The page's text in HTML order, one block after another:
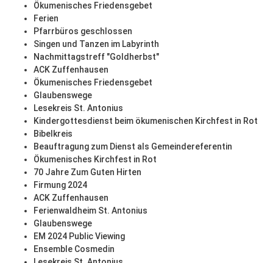
Ökumenisches Friedensgebet
Ferien
Pfarrbüros geschlossen
Singen und Tanzen im Labyrinth
Nachmittagstreff "Goldherbst"
ACK Zuffenhausen
Ökumenisches Friedensgebet
Glaubenswege
Lesekreis St. Antonius
Kindergottesdienst beim ökumenischen Kirchfest in Rot
Bibelkreis
Beauftragung zum Dienst als Gemeindereferentin
Ökumenisches Kirchfest in Rot
70 Jahre Zum Guten Hirten
Firmung 2024
ACK Zuffenhausen
Ferienwaldheim St. Antonius
Glaubenswege
EM 2024 Public Viewing
Ensemble Cosmedin